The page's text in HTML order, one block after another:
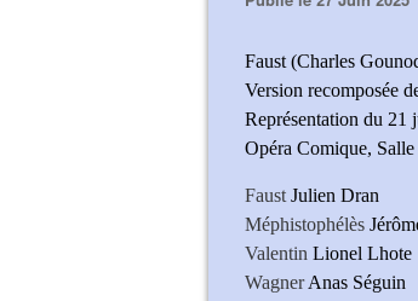
Faust (Charles
Version recomposée
Représentation du 21
Opéra Comique,
Faust Julien Dran
Méphistophélès
Valentin Lionel Lhote
WagnerAnas Séguin